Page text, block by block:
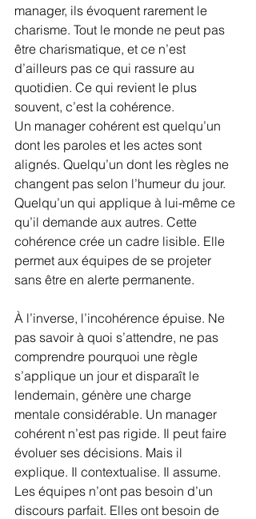
manager, ils évoquent rarement le
charisme. Tout le monde ne peut pas
être charismatique, et ce n’est
d’ailleurs pas ce qui rassure au
quotidien. Ce qui revient le plus
souvent, c’est la cohérence.
Un manager cohérent est quelqu’un
dont les paroles et les actes sont
alignés. Quelqu’un dont les règles ne
changent pas selon l’humeur du jour.
Quelqu’un qui applique à lui-même ce
qu’il demande aux autres. Cette
cohérence crée un cadre lisible. Elle
permet aux équipes de se projeter
sans être en alerte permanente.
À l’inverse, l’incohérence épuise. Ne
pas savoir à quoi s’attendre, ne pas
comprendre pourquoi une règle
s’applique un jour et disparaît le
lendemain, génère une charge
mentale considérable. Un manager
cohérent n’est pas rigide. Il peut faire
évoluer ses décisions. Mais il
explique. Il contextualise. Il assume.
Les équipes n’ont pas besoin d’un
discours parfait. Elles ont besoin de